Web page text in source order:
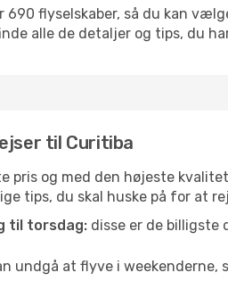
690 flyselskaber, så du kan
alle de detaljer og tips, du
til Curitiba
pris og med den højeste
tips, du skal huske på for at
til torsdag: disse er de
undgå at flyve i